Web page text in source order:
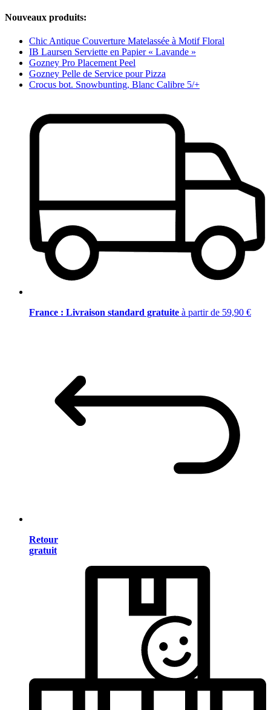
Nouveaux produits:
Chic Antique Couverture Matelassée à Motif Floral
IB Laursen Serviette en Papier « Lavande »
Gozney Pro Placement Peel
Gozney Pelle de Service pour Pizza
Crocus bot. Snowbunting, Blanc Calibre 5/+
France : Livraison standard gratuite à partir de 59,90 €
Retour
gratuit